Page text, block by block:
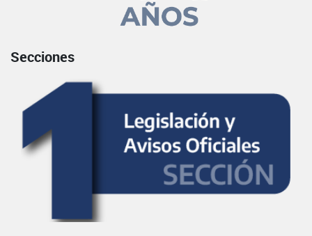
Secciones